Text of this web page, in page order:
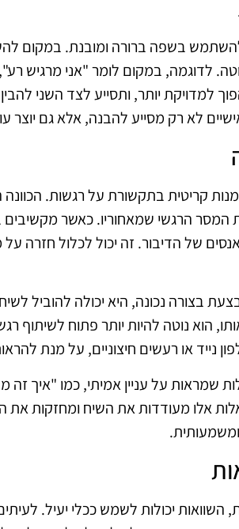
בשפה ברורה ומובנת. במקום
לדוגמה, במקום לומר "אני מרגיש
למדויקת יותר, ותסייע לצד השני
לא רק מסייע להבנה, אלא גם יוצר
קריטית בתקשורת על רגשות.
המסר הרגשי שמאחוריו. כאשר
של הדיבור. זה יכול לכלול חזרה
בצורה נכונה, היא יכולה להוביל
הוא נוטה להיות יותר פתוח לשיתוף
נייד או רעשים חיצוניים, על מנת
שמראות על עניין אמיתי, כמו "איך
אלו מעודדות את השיח ומחזקות את
יכולות לשמש ככלי יעיל.